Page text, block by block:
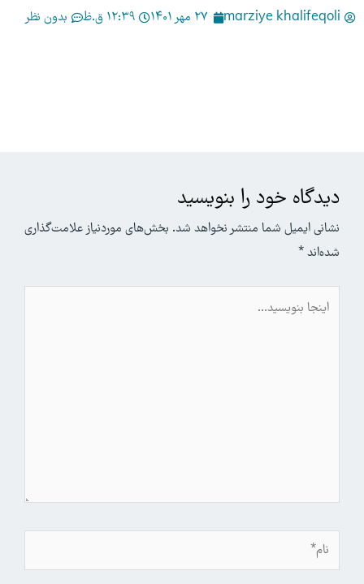
marziye khalifeqoli 27 مهر 1401 12:39 ق.ظ بدون نظر
دیدگاه‌ خود را بنویسید
نشانی ایمیل شما منتشر نخواهد شد. بخش‌های موردنیاز علامت‌گذاری
شده‌اند*
اینجا
نام*